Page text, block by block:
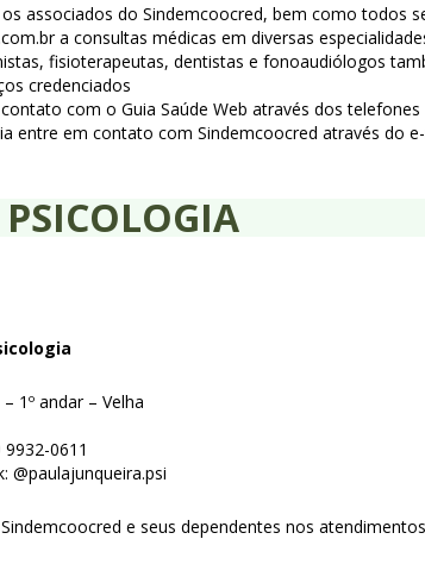
associados do Sindemcoocred, bem como todos
a consultas médicas em diversas
fisioterapeutas, dentistas e fonoaudiólogos
credenciados
com o Guia Saúde Web através dos
entre em contato com Sindemcoocred através do
1º andar – Velha
0611
@paulajunqueira.psi
e seus dependentes nos